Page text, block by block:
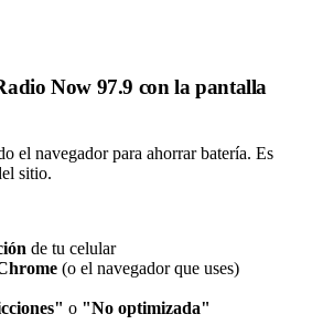
Now 97.9 con la pantalla
el navegador para ahorrar batería. Es
sitio.
de tu celular
(o el navegador que uses)
o "No optimizada"